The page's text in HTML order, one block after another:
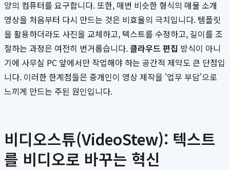
양의 컴퓨터를 요구합니다. 또한, 매번 비슷한 형식의 매물 소개
영상을 처음부터 다시 만드는 것은 비효율의 극치입니다. 템플릿
을 활용하더라도 사진을 교체하고, 텍스트를 수정하고, 길이를 조
절하는 과정은 여전히 번거롭습니다.클라우드 편집 방식이 아니
기에 사무실 PC 앞에서만 작업해야 하는 공간적 제약도 큰 단점입
니다. 이러한 한계점들은 중개인이 영상 제작을 '업무 부담'으로
느끼게 만드는 주된 원인입니다.
비디오스튜(VideoStew): 텍스트
를 비디오로 바꾸는 혁신